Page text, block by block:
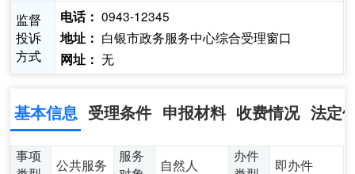
监督
投诉
方式
电话： 0943-12345
地址： 白银市政务服务中心综合受理窗口
网址： 无
基本信息 受理条件 申报材料 收费情况 法定
事项
公共服务
服务
自然人
办件
即办件